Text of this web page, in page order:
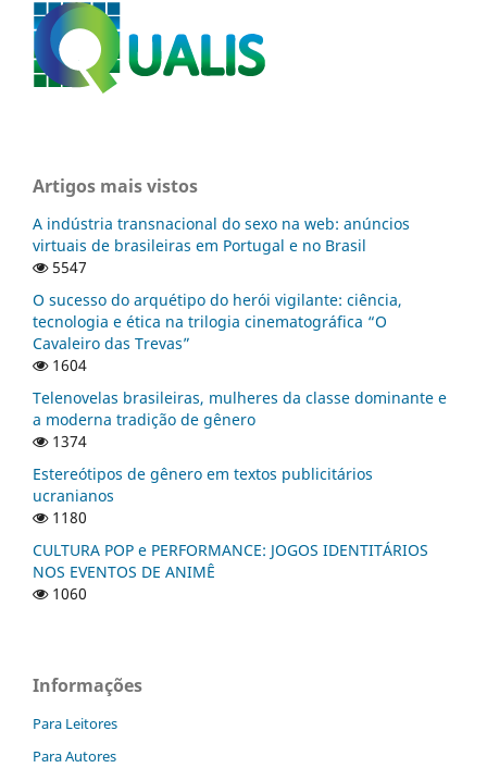
Artigos mais vistos
A indústria transnacional do sexo na web: anúncios
virtuais de brasileiras em Portugal e no Brasil
5547
O sucesso do arquétipo do herói vigilante: ciência,
tecnologia e ética na trilogia cinematográfica “O
Cavaleiro das Trevas”
1604
Telenovelas brasileiras, mulheres da classe dominante e
a moderna tradição de gênero
1374
Estereótipos de gênero em textos publicitários
ucranianos
1180
CULTURA POP e PERFORMANCE: JOGOS IDENTITÁRIOS
NOS EVENTOS DE ANIMÊ
1060
Informações
Para Leitores
Para Autores